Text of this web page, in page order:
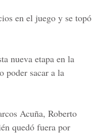
en el juego y se topó
nueva etapa en la
poder sacar a la
Acuña, Roberto
quedó fuera por